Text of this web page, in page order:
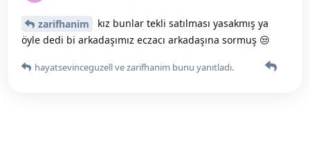
zarifhanim
kız bunlar tekli satılması yasakmış ya
öyle dedi bi arkadaşımız eczacı arkadaşına sormuş 😒
hayatsevinceguzellvezarifhanim bunu yanıtladı.